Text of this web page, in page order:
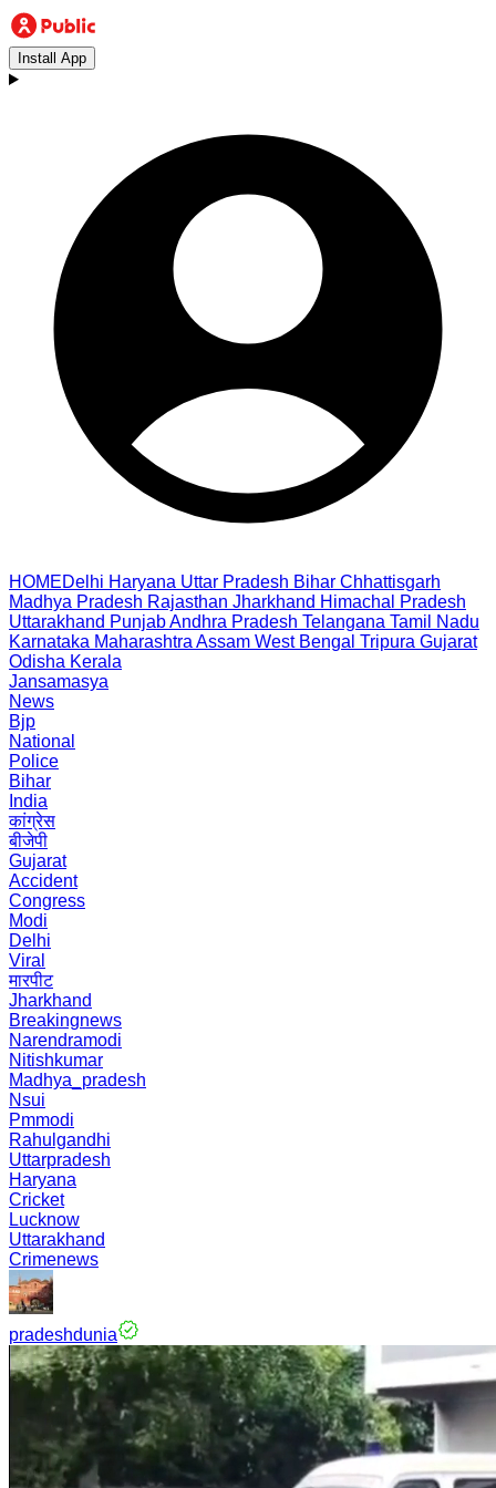
Install App
HOMEDelhi Haryana Uttar Pradesh Bihar Chhattisgarh
Madhya Pradesh Rajasthan Jharkhand Himachal Pradesh
Uttarakhand PunjabAndhra Pradesh Telangana Tamil Nadu
Karnataka Maharashtra Assam West Bengal Tripura Gujarat
Odisha Kerala
Jansamasya
News
Bjp
National
Police
Bihar
India
कांग्रेस
बीजेपी
Gujarat
Accident
Congress
Modi
Delhi
Viral
मारपीट
Jharkhand
Breakingnews
Narendramodi
Nitishkumar
Madhya_pradesh
Nsui
Pmmodi
Rahulgandhi
Uttarpradesh
Haryana
Cricket
Lucknow
Uttarakhand
Crimenews
pradeshdunia